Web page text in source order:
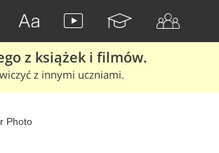
z książek i filmów.
z innymi uczniami.
Photo